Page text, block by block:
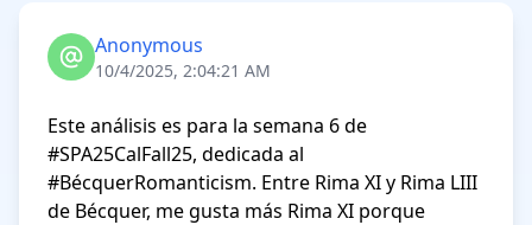
Anonymous
10/4/2025, 2:04:21 AM
Este análisis es para la semana 6 de
#SPA25CalFall25, dedicada al
#BécquerRomanticism. Entre Rima XI y Rima LIII
de Bécquer, me gusta más Rima XI porque